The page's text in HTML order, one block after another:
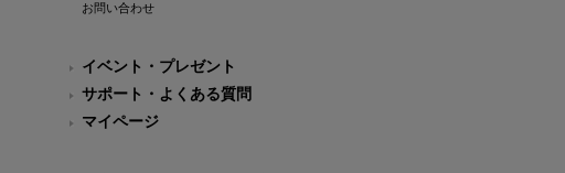
お問い合わせ
イベント・プレゼント
サポート・よくある質問
マイページ